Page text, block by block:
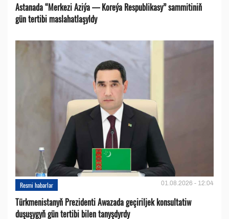
Astanada “Merkezi Aziýa — Koreýa Respublikasy” sammitiniň
gün tertibi maslahatlaşyldy
Resmi habarlar 01.08.2026 - 12:04
Türkmenistanyň Prezidenti Awazada geçiriljek konsultatiw
duşuşygyň gün tertibi bilen tanyşdyrdy